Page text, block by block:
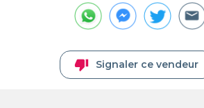
thumb_down Signaler ce vendeur